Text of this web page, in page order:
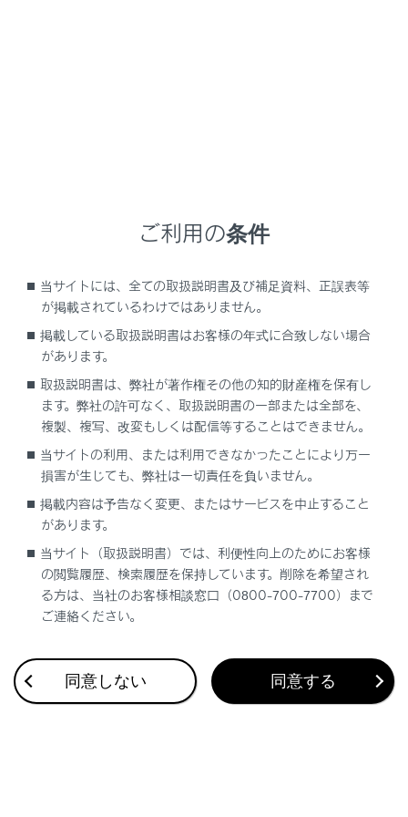
故障などでやむを得ず路上駐車する場合、他車に知らせ
るために使用してください。
点滅させるには
合わせて見られているページ
パンクしたときは
バッテリーがあがったときは
警告メッセージが表示されたときは
このページは役に立ちましたか？
ご利用の条件
当サイトには、全ての取扱説明書及び補足資料、正誤表等
が掲載されているわけではありません。
掲載している取扱説明書はお客様の年式に合致しない場合
があります。
取扱説明書は、弊社が著作権その他の知的財産権を保有し
ます。弊社の許可なく、取扱説明書の一部または全部を、
複製、複写、改変もしくは配信等することはできません。
当サイトの利用、または利用できなかったことにより万一
損害が生じても、弊社は一切責任を負いません。
掲載内容は予告なく変更、またはサービスを中止すること
があります。
当サイト（取扱説明書）では、利便性向上のためにお客様
の閲覧履歴、検索履歴を保持しています。削除を希望され
る方は、当社のお客様相談窓口（0800-700-7700）まで
ご連絡ください。
同意しない 同意する